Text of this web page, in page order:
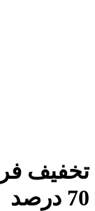
تخفیف
70 درصد